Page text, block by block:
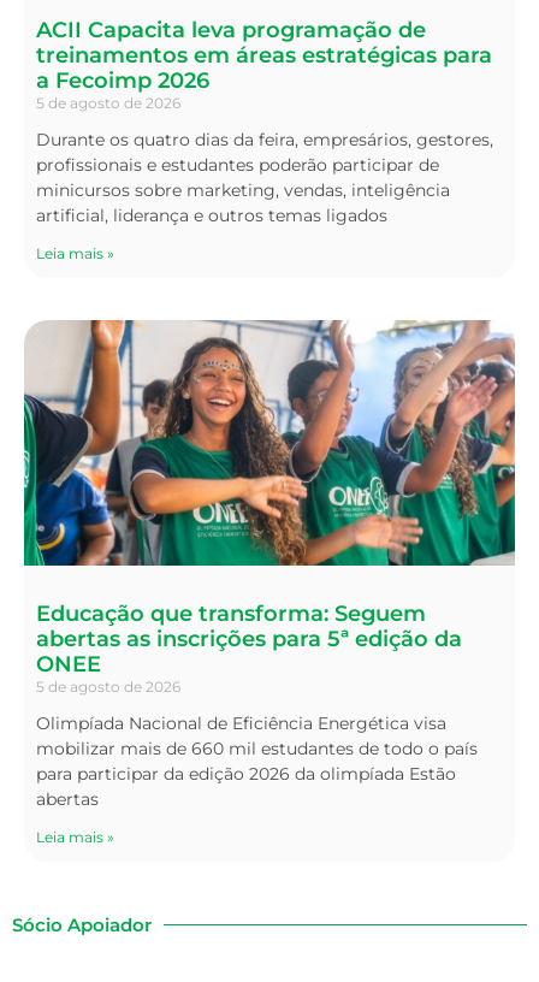
ACII Capacita leva programação de
treinamentos em áreas estratégicas para
a Fecoimp 2026
5 de agosto de 2026
Durante os quatro dias da feira, empresários, gestores,
profissionais e estudantes poderão participar de
minicursos sobre marketing, vendas, inteligência
artificial, liderança e outros temas ligados
Leia mais »
Educação que transforma: Seguem
abertas as inscrições para 5ª edição da
ONEE
5 de agosto de 2026
Olimpíada Nacional de Eficiência Energética visa
mobilizar mais de 660 mil estudantes de todo o país
para participar da edição 2026 da olimpíada Estão
abertas
Leia mais »
Sócio Apoiador